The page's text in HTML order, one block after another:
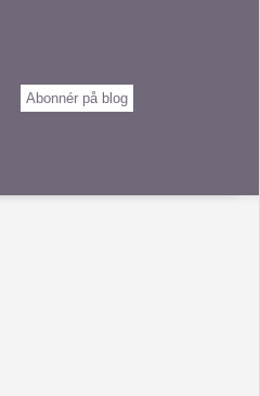
Abonnér på blog